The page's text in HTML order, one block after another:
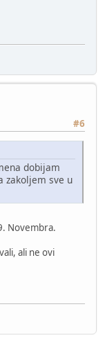
#6
dobijam
zakoljem sve u
Novembra.
ali ne ovi